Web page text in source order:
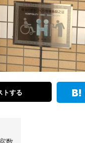
トする